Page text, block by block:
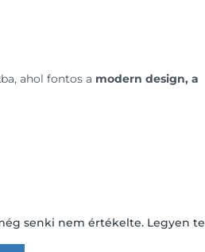
ahol fontos a modern design, a
senki nem értékelte. Legyen te